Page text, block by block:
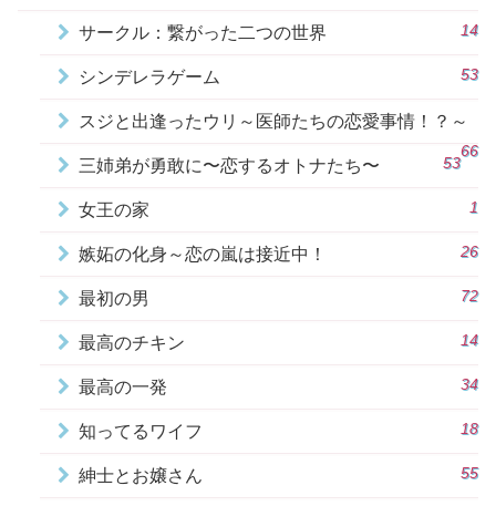
サークル：繋がった二つの世界 14
シンデレラゲーム 53
スジと出逢ったウリ～医師たちの恋愛事情！？～
66
三姉弟が勇敢に〜恋するオトナたち〜 53
女王の家 1
嫉妬の化身～恋の嵐は接近中！ 26
最初の男 72
最高のチキン 14
最高の一発 34
知ってるワイフ 18
紳士とお嬢さん 55